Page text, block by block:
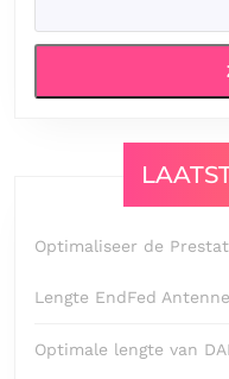
Optimaliseer de
Lengte EndFed Antenne
Optimale lengte van